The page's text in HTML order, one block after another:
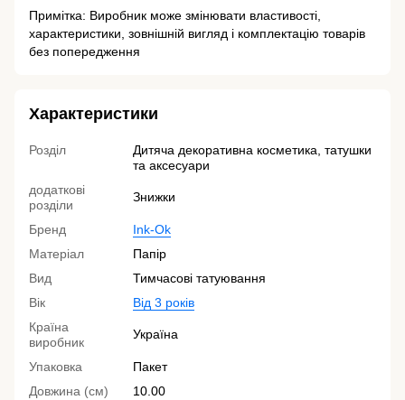
Примітка: Виробник може змінювати властивості,
характеристики, зовнішній вигляд і комплектацію товарів
без попередження
Характеристики
Розділ
Дитяча декоративна косметика, татушки
та аксесуари
додаткові
розділи
Знижки
Бренд
Ink-Ok
Матеріал
Папір
Вид
Тимчасові татуювання
Вік
Від 3 років
Країна
виробник
Україна
Упаковка
Пакет
Довжина (см)
10.00